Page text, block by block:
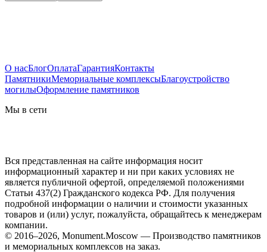
О насБлогОплатаГарантияКонтакты
ПамятникиМемориальные комплексыБлагоустройство
могилыОформление памятников
Мы в сети
Вся представленная на сайте информация носит
информационный характер и ни при каких условиях не
является публичной офертой, определяемой положениями
Статьи 437(2) Гражданского кодекса РФ. Для получения
подробной информации о наличии и стоимости указанных
товаров и (или) услуг, пожалуйста, обращайтесь к менеджерам
компании.
© 2016–2026, Monument.Moscow — Производство памятников
и мемориальных комплексов на заказ.